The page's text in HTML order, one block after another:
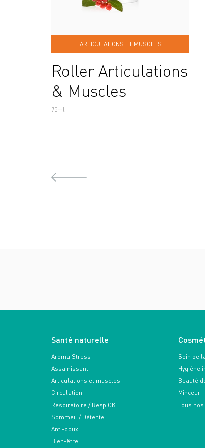
ARTICULATIONS ET MUSCLES
Roller Articulations
& Muscles
75ml
Santé naturelle
Aroma Stress
Assainissant
Articulations et muscles
Circulation
Respiratoire / Resp OK
Sommeil / Détente
Anti-poux
Bien-être
Soin de
Hygiène
Beauté
Minceur
Tous